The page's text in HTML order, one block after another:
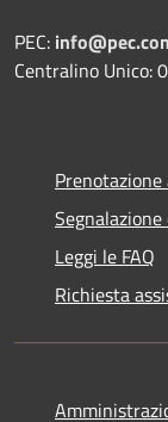
PEC:
Centralino Unico:
Leggi le FAQ
Richiesta